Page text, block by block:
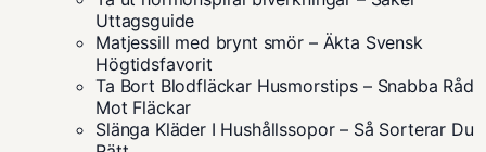
Uttagsguide
Matjessill med brynt smör – Äkta Svensk
Högtidsfavorit
Ta Bort Blodfläckar Husmorstips – Snabba Råd
Mot Fläckar
Slänga Kläder I Hushållssopor – Så Sorterar Du